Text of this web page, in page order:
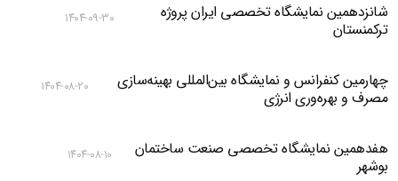
شانزدهمین نمایشگاه تخصصی ایران پروژه
ترکمنستان
۱۴۰۴-۰۹-۳۰
چهارمین کنفرانس و نمایشگاه بین‌المللی بهینه‌سازی
مصرف و بهره‌وری انرژی
۱۴۰۴-۰۸-۲۰
هفدهمین نمایشگاه تخصصی صنعت ساختمان
بوشهر
۱۴۰۴-۰۸-۱۰